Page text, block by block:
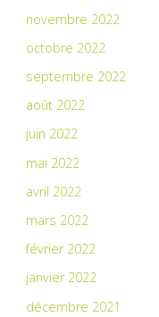
novembre 2022
octobre 2022
septembre 2022
août 2022
juin 2022
mai 2022
avril 2022
mars 2022
février 2022
janvier 2022
décembre 2021